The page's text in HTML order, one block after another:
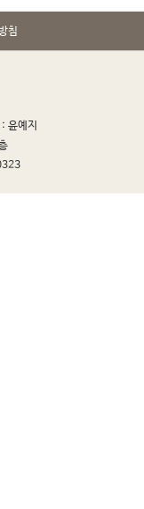
침
윤예지